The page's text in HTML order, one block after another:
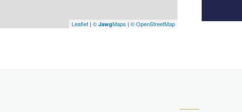
Leaflet | © JawgMaps | © OpenStreetMap